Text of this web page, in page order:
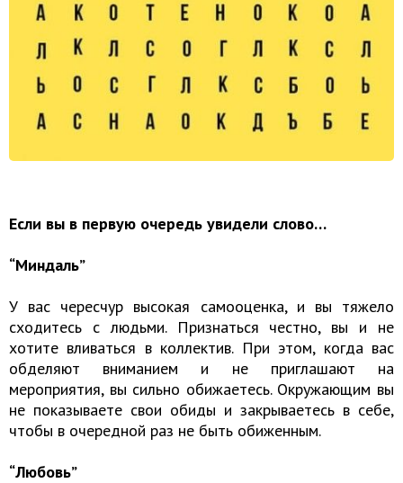
Если вы в первую очередь увидели слово…
“Миндаль”
У вас чересчур высокая самооценка, и вы тяжело
сходитесь с людьми. Признаться честно, вы и не
хотите вливаться в коллектив. При этом, когда вас
обделяют вниманием и не приглашают на
мероприятия, вы сильно обижаетесь. Окружающим вы
не показываете свои обиды и закрываетесь в себе,
чтобы в очередной раз не быть обиженным.
“Любовь”